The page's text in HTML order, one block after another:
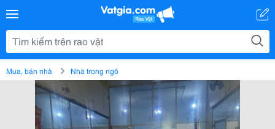
Mua, bán nhà Nhà trong ngõ